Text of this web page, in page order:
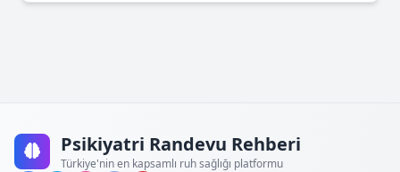
Psikiyatri Randevu Rehberi
Türkiye'nin en kapsamlı ruh sağlığı platformu